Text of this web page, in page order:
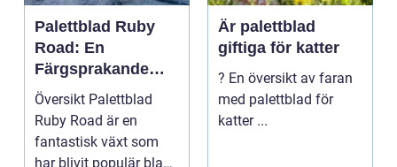
Palettblad Ruby
Road: En
Färgsprakande
Skapelse För
Trädgården
Översikt Palettblad
Ruby Road är en
fantastisk växt som
har blivit populär bland
Är palettblad
giftiga för katter
? En översikt av faran
med palettblad för
katter ...